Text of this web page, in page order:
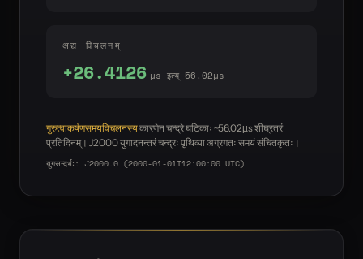
अद्य विचलनम्
+26.4126 µs इत्य् 56.02µs
गुरुत्वाकर्षणसमयविचलनस्यकारणेन चन्द्रे घटिकाः ~56.02µs शीघ्रतरं
प्रतिदिनम्। J2000 युगादनन्तरं चन्द्रः पृथिव्या अग्रगतः समयं संचितकृतः।
युगसन्दर्भः: J2000.0 (2000-01-01T12:00:00 UTC)